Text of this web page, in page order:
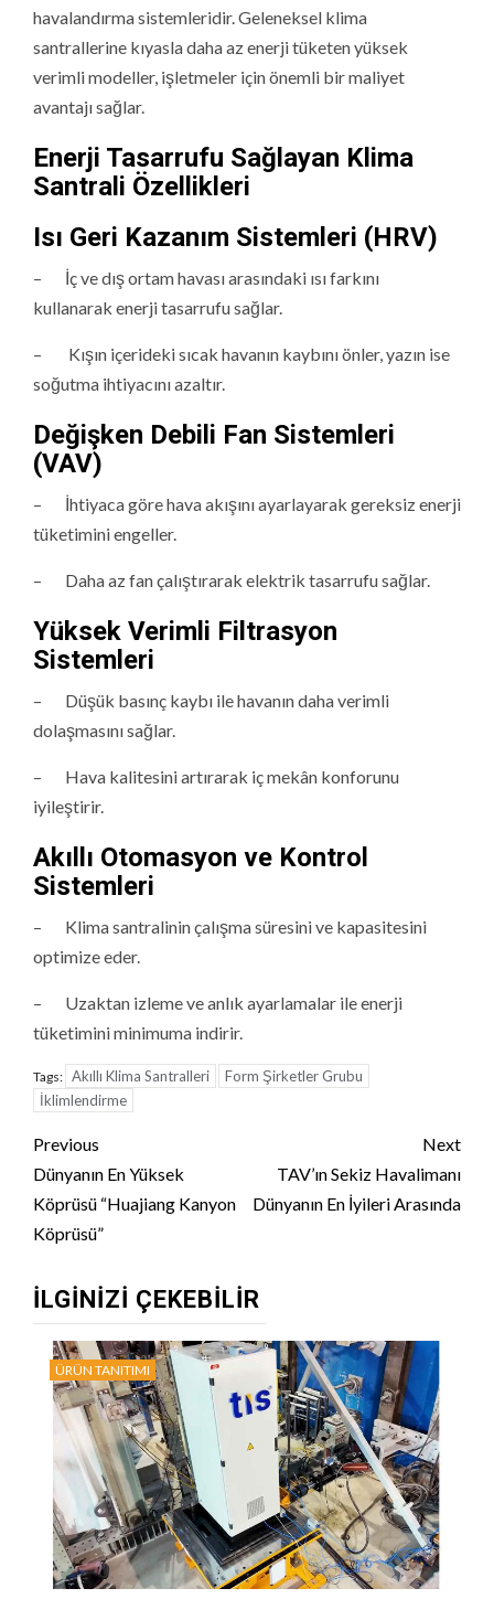
havalandırma sistemleridir. Geleneksel klima
santrallerine kıyasla daha az enerji tüketen yüksek
verimli modeller, işletmeler için önemli bir maliyet
avantajı sağlar.
Enerji Tasarrufu Sağlayan Klima
Santrali Özellikleri
Isı Geri Kazanım Sistemleri (HRV)
– İç ve dış ortam havası arasındaki ısı farkını
kullanarak enerji tasarrufu sağlar.
– Kışın içerideki sıcak havanın kaybını önler, yazın ise
soğutma ihtiyacını azaltır.
Değişken Debili Fan Sistemleri
(VAV)
– İhtiyaca göre hava akışını ayarlayarak gereksiz enerji
tüketimini engeller.
– Daha az fan çalıştırarak elektrik tasarrufu sağlar.
Yüksek Verimli Filtrasyon
Sistemleri
– Düşük basınç kaybı ile havanın daha verimli
dolaşmasını sağlar.
– Hava kalitesini artırarak iç mekân konforunu
iyileştirir.
Akıllı Otomasyon ve Kontrol
Sistemleri
– Klima santralinin çalışma süresini ve kapasitesini
optimize eder.
– Uzaktan izleme ve anlık ayarlamalar ile enerji
tüketimini minimuma indirir.
Tags: Akıllı Klima Santralleri
Form Şirketler Grubu
İklimlendirme
Continue
Reading
Previous
Dünyanın En Yüksek
Köprüsü “Huajiang Kanyon
Köprüsü”
Next
TAV’ın Sekiz Havalimanı
Dünyanın En İyileri Arasında
İLGINIZI ÇEKEBILIR
ÜRÜN TANITIMI